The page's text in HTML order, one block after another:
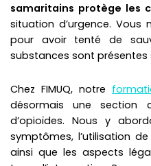
samaritains protège les
situation d’urgence. Vous
pour avoir tenté de
substances sont présentes
Chez FIMUQ, notre
désormais une section
d’opioïdes. Nous y
symptômes, l’utilisation
ainsi que les aspects